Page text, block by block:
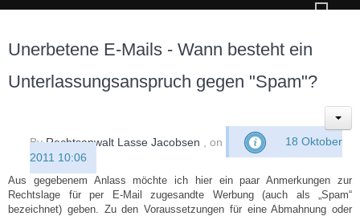
Unerbetene E-Mails - Wann besteht ein
Unterlassungsanspruch gegen "Spam"?
ByRechtsanwalt Lasse Jacobsen , on
18 Oktober
2011 10:06
Aus gegebenem Anlass möchte ich hier ein paar Anmerkungen zur
Rechtslage für per E-Mail zugesandte Werbung (auch als „Spam“
bezeichnet) geben. Zu den Voraussetzungen für eine Abmahnung oder